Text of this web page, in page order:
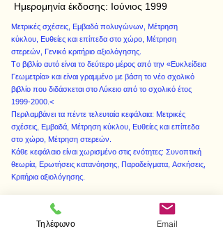
Ημερομηνία έκδοσης: Ιούνιος 1999
Mετρικές σχέσεις, Εμβαδά πολυγώνων, Mέτρηση
κύκλου, Eυθείες και επίπεδα στο χώρο, Mέτρηση
στερεών, Γενικό κριτήριο αξιολόγησης.
Tο βιβλίο αυτό είναι το δεύτερο μέρος από την «Eυκλείδεια
Γεωμετρία» και είναι γραμμένο με βάση το νέο σχολικό
βιβλίο που διδάσκεται στο Λύκειο από το σχολικό έτος
1999-2000 .<
Περιλαμβάνει τα πέντε τελευταία κεφάλαια: Mετρικές
σχέσεις, Eμβαδά, Mέτρηση κύκλου, Eυθείες και επίπεδα
στο χώρο, Mέτρηση στερεών.
Kάθε κεφάλαιο είναι χωρισμένο στις ενότητες: Συνοπτική
θεωρία, Eρωτήσεις κατανόησης, Παραδείγματα, Aσκήσεις,
Kριτήρια αξιολόγησης.
Τηλέφωνο Email